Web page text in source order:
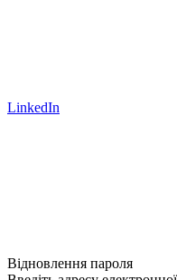
LinkedIn
Відновлення пароля